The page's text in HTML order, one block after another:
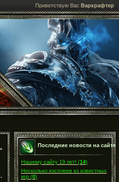
Приветствую Вас Варкрафтер
Последние новости на сайте
Нашему сайту 19 лет! (14)
Несколько косплеев из известных
игр (0)